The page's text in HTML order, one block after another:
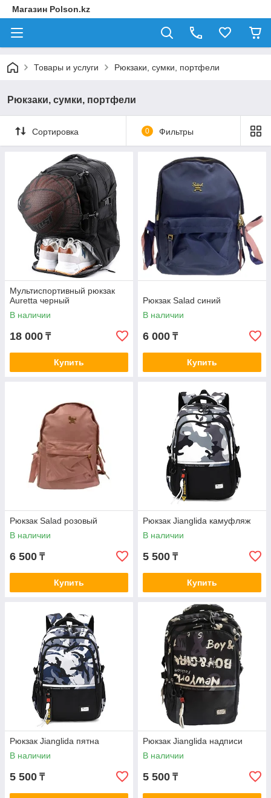
Магазин Polson.kz
Товары и услуги Рюкзаки, сумки, портфели
Рюкзаки, сумки, портфели
Сортировка 0 Фильтры
Мультиспортивный рюкзак
Auretta черный
В наличии
18 000 ₸
Купить
Рюкзак Salad синий
В наличии
6 000 ₸
Купить
Рюкзак Salad розовый
В наличии
6 500 ₸
Купить
Рюкзак Jianglida камуфляж
В наличии
5 500 ₸
Купить
Рюкзак Jianglida пятна
В наличии
5 500 ₸
Рюкзак Jianglida надписи
В наличии
5 500 ₸